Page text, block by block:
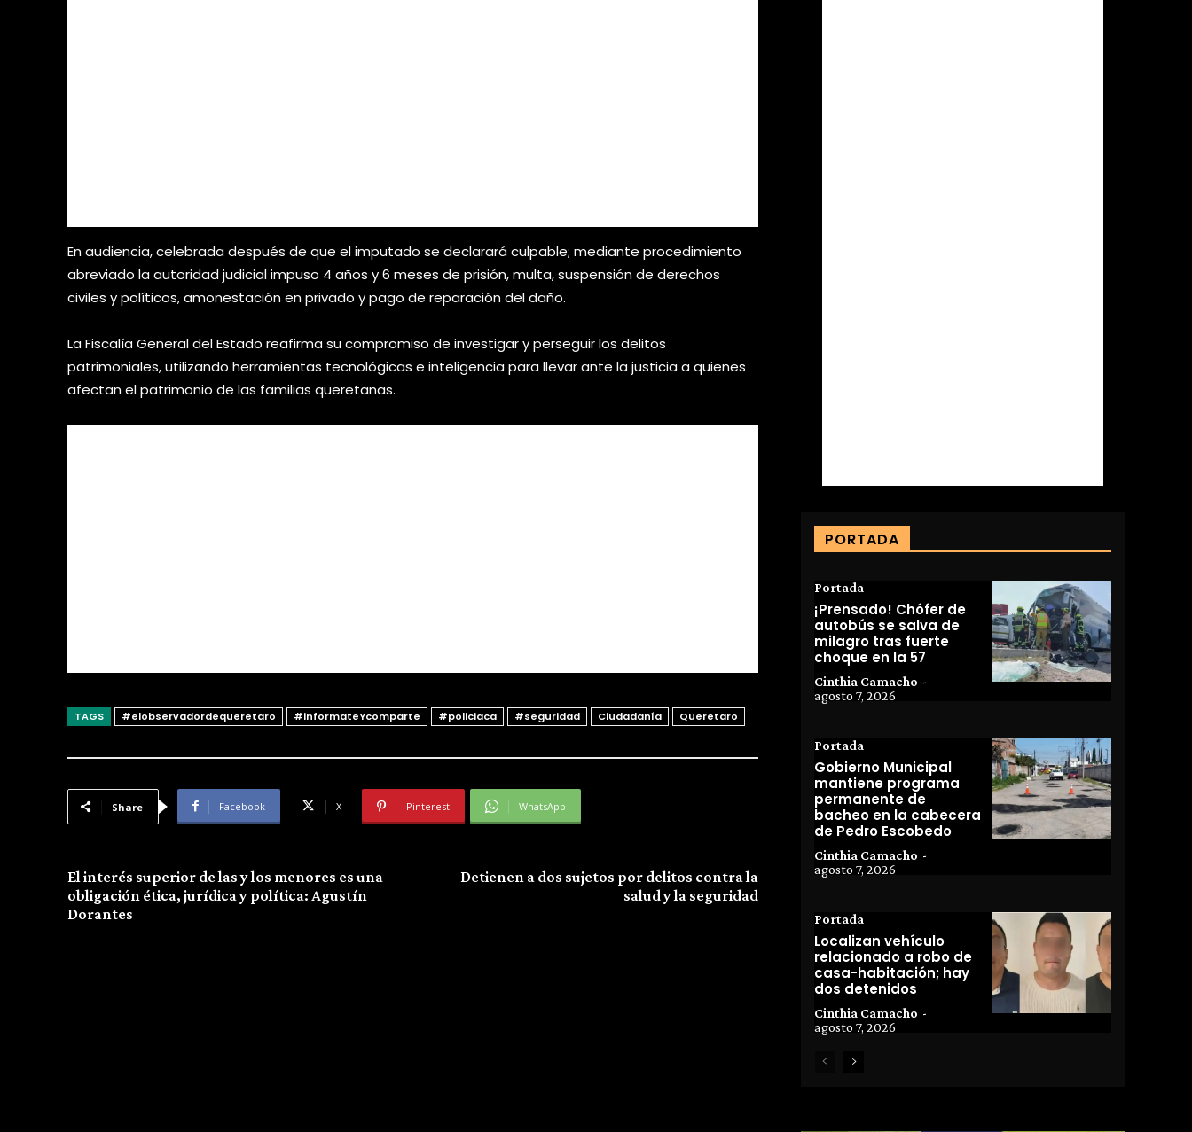
En audiencia, celebrada después de que el imputado se declarará culpable; mediante procedimiento
abreviado la autoridad judicial impuso 4 años y 6 meses de prisión, multa, suspensión de derechos
civiles y políticos, amonestación en privado y pago de reparación del daño.
La Fiscalía General del Estado reafirma su compromiso de investigar y perseguir los delitos
patrimoniales, utilizando herramientas tecnológicas e inteligencia para llevar ante la justicia a quienes
afectan el patrimonio de las familias queretanas.
TAGS #elobservadordequeretaro #informateYcomparte #policiaca #seguridad Ciudadanía Queretaro
Share Facebook X Pinterest WhatsApp
El interés superior de las y los menores es una
obligación ética, jurídica y política: Agustín
Dorantes
Detienen a dos sujetos por delitos contra la
salud y la seguridad
PORTADA
Portada
¡Prensado! Chófer de
autobús se salva de
milagro tras fuerte
choque en la 57
Cinthia Camacho -
agosto 7, 2026
Portada
Gobierno Municipal
mantiene programa
permanente de
bacheo en la cabecera
de Pedro Escobedo
Cinthia Camacho -
agosto 7, 2026
Portada
Localizan vehículo
relacionado a robo de
casa-habitación; hay
dos detenidos
Cinthia Camacho -
agosto 7, 2026